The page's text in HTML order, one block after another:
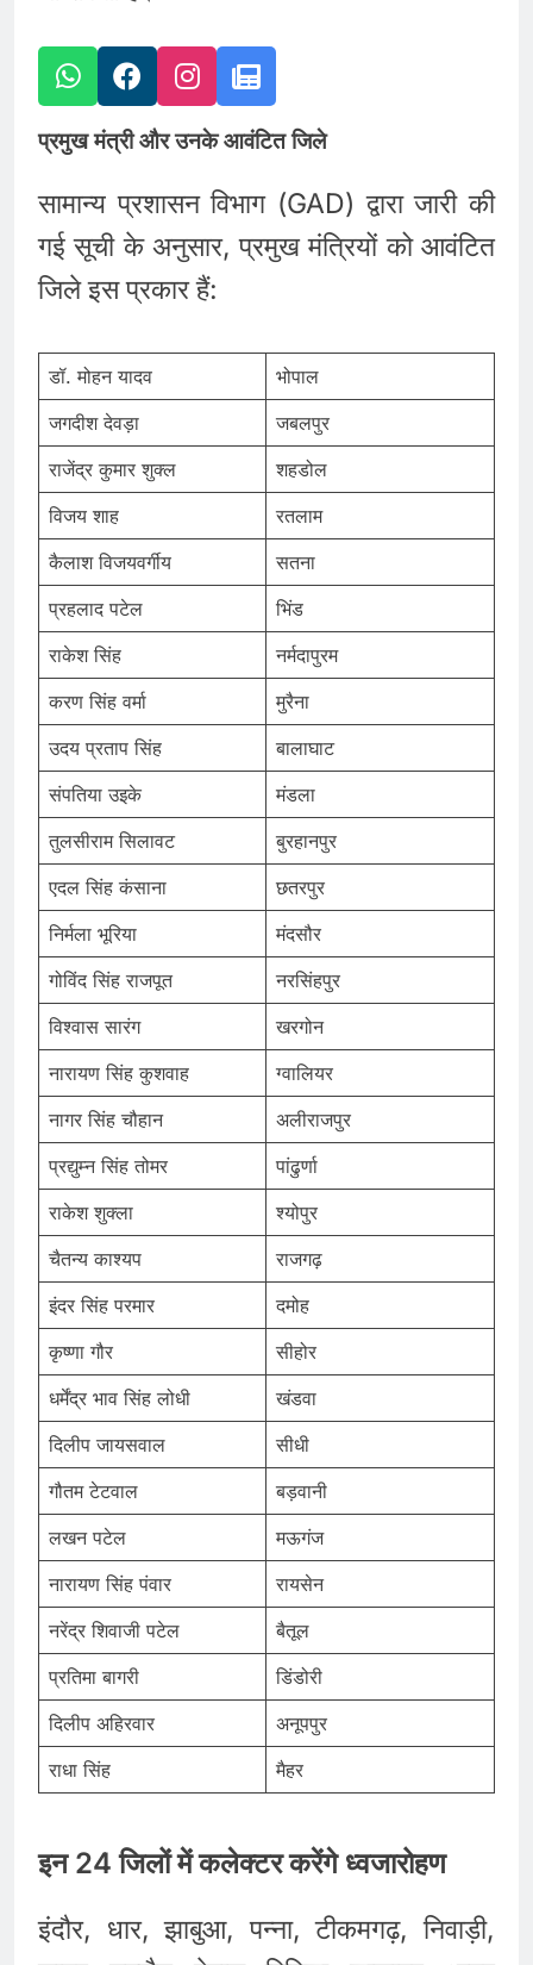
प्रमुख मंत्री और उनके आवंटित जिले
सामान्य प्रशासन विभाग (GAD) द्वारा जारी की
गई सूची के अनुसार, प्रमुख मंत्रियों को आवंटित
जिले इस प्रकार हैं:
डॉ. मोहन यादव
भोपाल
जगदीश देवड़ा
जबलपुर
राजेंद्र कुमार शुक्ल
शहडोल
विजय शाह
रतलाम
कैलाश विजयवर्गीय
सतना
प्रहलाद पटेल
भिंड
राकेश सिंह
नर्मदापुरम
करण सिंह वर्मा
मुरैना
उदय प्रताप सिंह
बालाघाट
संपतिया उइके
मंडला
तुलसीराम सिलावट
बुरहानपुर
एदल सिंह कंसाना
छतरपुर
निर्मला भूरिया
मंदसौर
गोविंद सिंह राजपूत
नरसिंहपुर
विश्वास सारंग
खरगोन
नारायण सिंह कुशवाह
ग्वालियर
नागर सिंह चौहान
अलीराजपुर
प्रद्युम्न सिंह तोमर
पांढुर्णा
राकेश शुक्ला
श्योपुर
चैतन्य काश्यप
राजगढ़
इंदर सिंह परमार
दमोह
कृष्णा गौर
सीहोर
धर्मेंद्र भाव सिंह लोधी
खंडवा
दिलीप जायसवाल
सीधी
गौतम टेटवाल
बड़वानी
लखन पटेल
मऊगंज
नारायण सिंह पंवार
रायसेन
नरेंद्र शिवाजी पटेल
बैतूल
प्रतिमा बागरी
डिंडोरी
दिलीप अहिरवार
अनूपपुर
राधा सिंह
मैहर
इन 24 जिलों में कलेक्टर करेंगे ध्वजारोहण
इंदौर, धार, झाबुआ, पन्ना, टीकमगढ़, निवाड़ी,